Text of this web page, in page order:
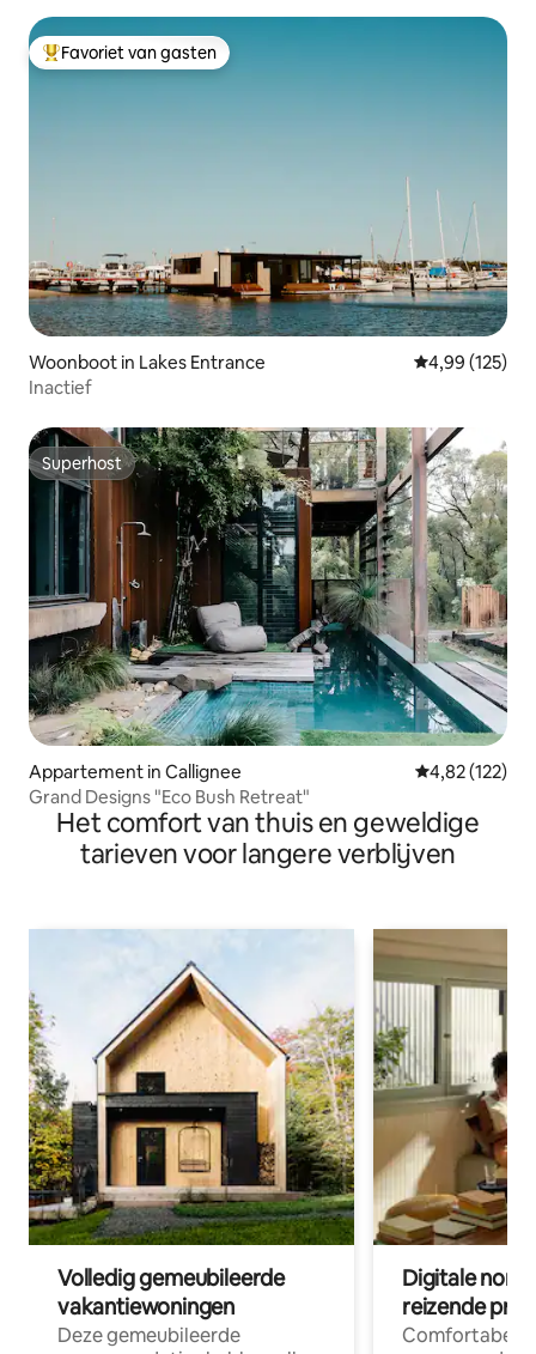
Topfavoriet van gasten
Favoriet van gasten
Woonboot in Lakes Entrance Gemiddelde
4,99 (125)
Inactief
Superhost
Superhost
Appartement in Callignee Gemiddelde
4,82 (122)
Grand Designs "Eco Bush Retreat"
Het comfort van thuis en geweldige
tarieven voor langere verblijven
Volledig gemeubileerde
vakantiewoningen
Deze gemeubileerde
Digitale
reizende
Comfortabele